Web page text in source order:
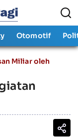
Otomotif
Miliar oleh